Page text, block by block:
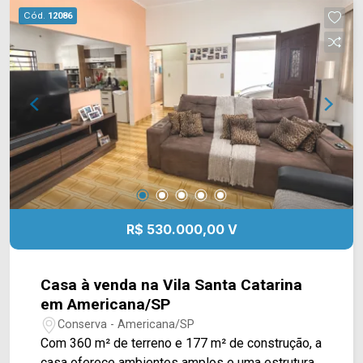
Grill, academia Body Fit, escolas e restaurantes.
Entre em contato com a equipe da Arbix Imóveis
e agende a sua visita!! WhatsApp e Telefone:
(19) 3475-4546 ARBIX IMÓVEIS - Presente em
cada mudança!
Cód. 12086
R$ 530.000,00 V
Casa à venda na Vila Santa Catarina
em Americana/SP
Conserva - Americana/SP
Com 360 m² de terreno e 177 m² de construção, a